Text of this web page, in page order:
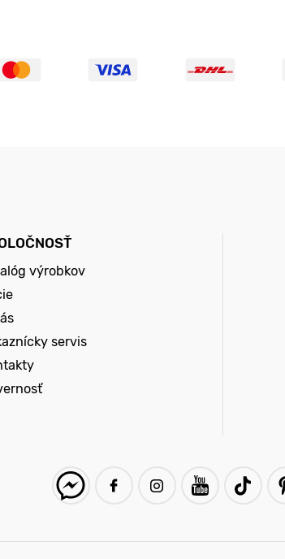
výrobkov
servis